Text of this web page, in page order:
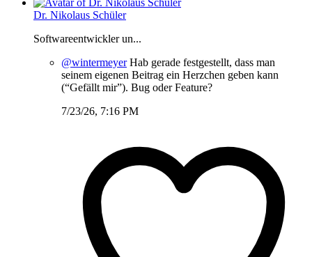
Dr. Nikolaus Schüler
Softwareentwickler un...
@wintermeyerHab gerade festgestellt, dass man
seinem eigenen Beitrag ein Herzchen geben kann
(“Gefällt mir”). Bug oder Feature?
7/23/26, 7:16 PM